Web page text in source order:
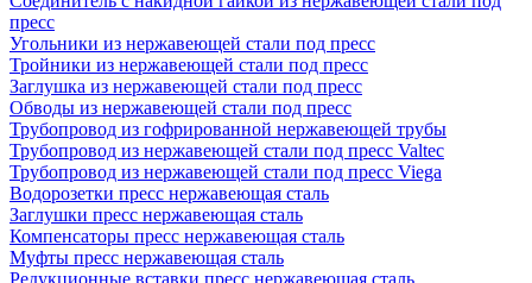
пресс
Угольники из нержавеющей стали под пресс
Тройники из нержавеющей стали под пресс
Заглушка из нержавеющей стали под пресс
Обводы из нержавеющей стали под пресс
Трубопровод из гофрированной нержавеющей трубы
Трубопровод из нержавеющей стали под пресс Valtec
Трубопровод из нержавеющей стали под пресс Viega
Водорозетки пресс нержавеющая сталь
Заглушки пресс нержавеющая сталь
Компенсаторы пресс нержавеющая сталь
Муфты пресс нержавеющая сталь
Редукционные вставки пресс нержавеющая сталь